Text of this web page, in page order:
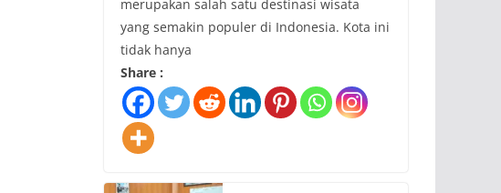
merupakan salah satu destinasi wisata
yang semakin populer di Indonesia. Kota ini
tidak hanya
Share :